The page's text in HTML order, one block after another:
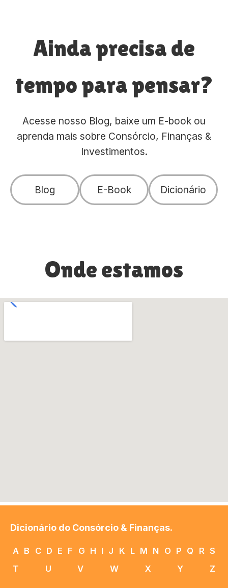
Ainda precisa de
tempo para pensar?
Acesse nosso Blog, baixe um E-book ou
aprenda mais sobre Consórcio, Finanças &
Investimentos.
Blog E-Book Dicionário
Onde estamos
Dicionário do Consórcio & Finanças.
A B C D E F G H I J K L M N O P Q R S
T
U V W X Y Z